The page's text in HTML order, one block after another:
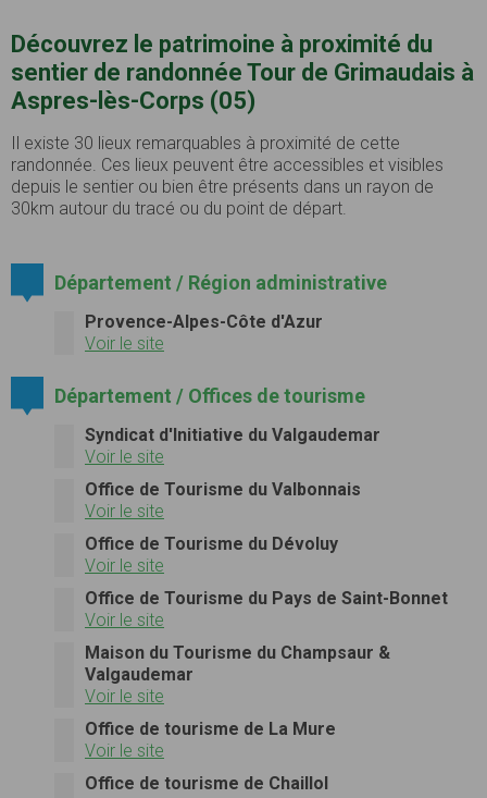
Découvrez le patrimoine à proximité du
sentier de randonnée Tour de Grimaudais à
Aspres-lès-Corps (05)
Il existe 30 lieux remarquables à proximité de cette
randonnée. Ces lieux peuvent être accessibles et visibles
depuis le sentier ou bien être présents dans un rayon de
30km autour du tracé ou du point de départ.
Département / Région administrative
Provence-Alpes-Côte d'Azur
Voir le site
Département / Offices de tourisme
Syndicat d'Initiative du Valgaudemar
Voir le site
Office de Tourisme du Valbonnais
Voir le site
Office de Tourisme du Dévoluy
Voir le site
Office de Tourisme du Pays de Saint-Bonnet
Voir le site
Maison du Tourisme du Champsaur &
Valgaudemar
Voir le site
Office de tourisme de La Mure
Voir le site
Office de tourisme de Chaillol